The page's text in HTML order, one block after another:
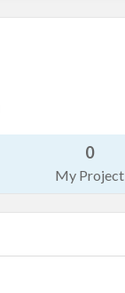
0
My Project